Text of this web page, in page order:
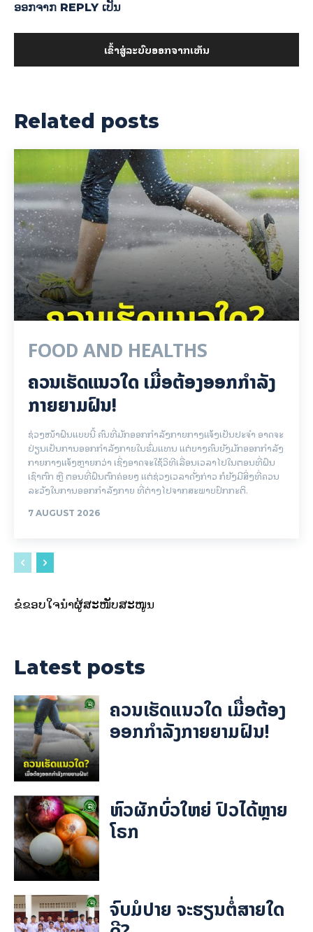
ອອກ​ຈາກ REPLY ເປັນ
ເຂົ້າ​ສູ່​ລະ​ບົບ​ອອກ​ຈາກ​ເຫັນ
Related posts
FOOD AND HEALTHS
ຄວນເຮັດແນວໃດ ເມື່ອຕ້ອງອອກກຳລັງ
ກາຍຍາມຝົນ!
ຊ່ວງໜ້າຝົນແບບນີ້ ຄົນທີ່ມັກອອກກຳລັງກາຍກາງແຈ້ງເປັນປະຈຳ ອາດຈະ
ປ່ຽນເປັນການອອກກຳລັງກາຍໃນຮົ່ມແທນ ແຕ່ບາງຄົນຍັງມັກອອກກຳລັງ
ກາຍກາງແຈ້ງຫຼາຍກວ່າ ເຊິ່ງອາດຈະໃຊ້ວິທີເລື່ອນເວລາໄປໃນຕອນທີ່ຝົນ
ເຊົາຕົກ ຫຼື ຕອນທີ່ຝົນຕົກຄ່ອຍໆ ແຕ່ຊ່ວງເວລາດັ່ງກ່າວ ກໍຍັງມີສິ່ງທີ່ຄວນ
ລະວັງໃນການອອກກຳລັງກາຍ ທີ່ຕ່າງໄປຈາກສະພາບປົກກະຕິ.
7 AUGUST 2026
ຂໍຂອບໃຈນຳຜູ້ສະໜັບສະໜູນ
Latest posts
ຄວນເຮັດແນວໃດ ເມື່ອຕ້ອງ
ອອກກຳລັງກາຍຍາມຝົນ!
ຫົວຜັກບົ່ວໃຫຍ່ ປົວໄດ້ຫຼາຍ
ໂຣກ
ຈົບມໍປາຍ ຈະຮຽນຕໍ່ສາຍໃດ